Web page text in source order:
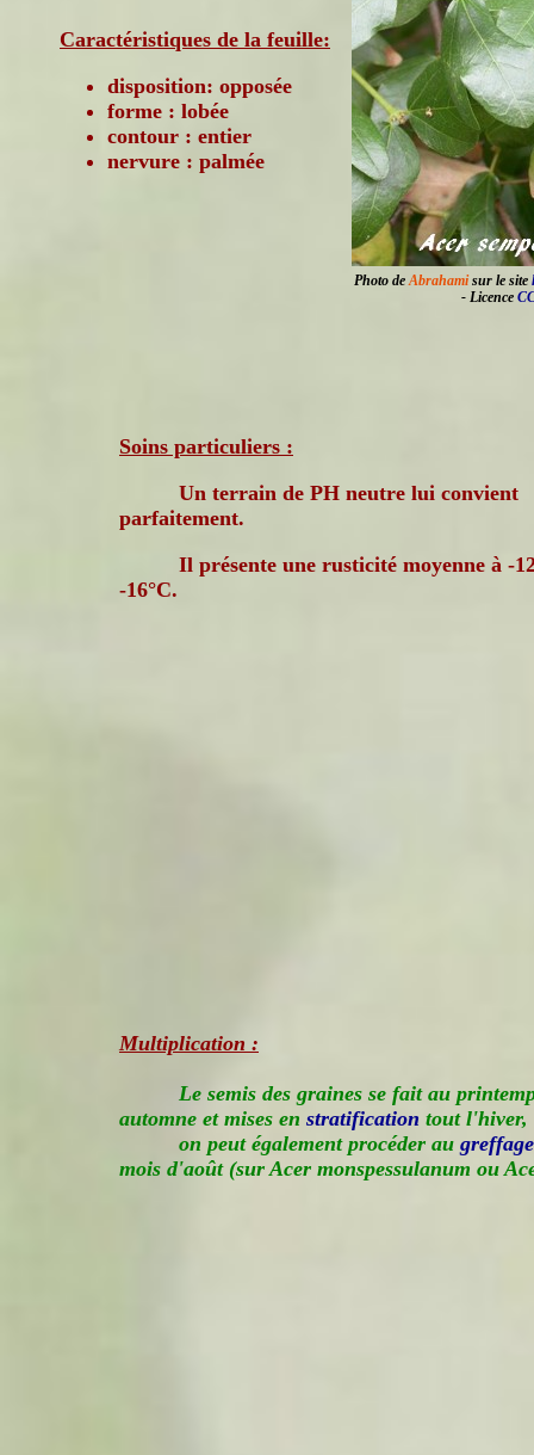
Photo deAbrahamisur le site
- Licence
Caractéristiques de la feuille:
disposition: opposée
forme : lobée
contour : entier
nervure : palmée
Soins particuliers :
Un terrain de PH neutre lui convient
parfaitement.
Il présente une rusticité moyenne à -
-16°C.
Multiplication :
Le semis des graines se fait au
automne et mises en stratification tout l'hiver,
on peut également procéder au greffage
mois d'août (sur Acer monspessulanum ou